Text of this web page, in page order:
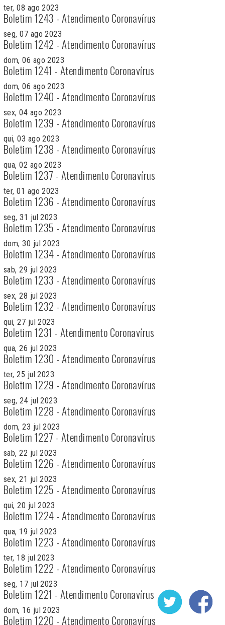
ter, 08 ago 2023
Boletim 1243 - Atendimento Coronavírus
seg, 07 ago 2023
Boletim 1242 - Atendimento Coronavírus
dom, 06 ago 2023
Boletim 1241 - Atendimento Coronavírus
dom, 06 ago 2023
Boletim 1240 - Atendimento Coronavírus
sex, 04 ago 2023
Boletim 1239 - Atendimento Coronavírus
qui, 03 ago 2023
Boletim 1238 - Atendimento Coronavírus
qua, 02 ago 2023
Boletim 1237 - Atendimento Coronavírus
ter, 01 ago 2023
Boletim 1236 - Atendimento Coronavírus
seg, 31 jul 2023
Boletim 1235 - Atendimento Coronavírus
dom, 30 jul 2023
Boletim 1234 - Atendimento Coronavírus
sab, 29 jul 2023
Boletim 1233 - Atendimento Coronavírus
sex, 28 jul 2023
Boletim 1232 - Atendimento Coronavírus
qui, 27 jul 2023
Boletim 1231 - Atendimento Coronavírus
qua, 26 jul 2023
Boletim 1230 - Atendimento Coronavírus
ter, 25 jul 2023
Boletim 1229 - Atendimento Coronavírus
seg, 24 jul 2023
Boletim 1228 - Atendimento Coronavírus
dom, 23 jul 2023
Boletim 1227 - Atendimento Coronavírus
sab, 22 jul 2023
Boletim 1226 - Atendimento Coronavírus
sex, 21 jul 2023
Boletim 1225 - Atendimento Coronavírus
qui, 20 jul 2023
Boletim 1224 - Atendimento Coronavírus
qua, 19 jul 2023
Boletim 1223 - Atendimento Coronavírus
ter, 18 jul 2023
Boletim 1222 - Atendimento Coronavírus
seg, 17 jul 2023
Boletim 1221 - Atendimento Coronavírus
dom, 16 jul 2023
Boletim 1220 - Atendimento Coronavírus